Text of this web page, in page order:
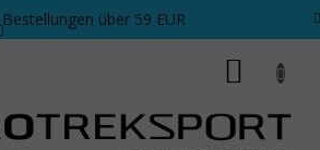
über 59 EUR